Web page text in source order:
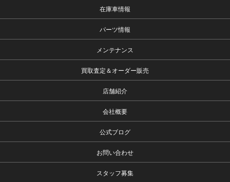
在庫車情報
パーツ情報
メンテナンス
買取査定＆オーダー販売
店舗紹介
会社概要
公式ブログ
お問い合わせ
スタッフ募集